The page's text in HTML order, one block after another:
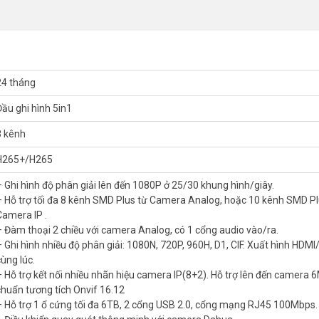
hỗ trợ đàm thoại 2 chiều qua camera Analog. Tính năng này cho
cho camera 6MP giảm đáng kể dung lượng lưu trữ mà vẫn giữ chất
HDMI/VGA đảm bảo đầu ra video chất lượng. Tính năng này giúp
(8+2 kênh, 6MP). Cấu hình qua P2P và phần mềm SmartPSS Lite,
khoản kết nối đồng thời. Tên miền miễn phí SmartDDNS.TV đảm
Dahua giá rẻ
tháng
ghi hình 5in1
kênh
H265
Ghi hình độ phân giải lên đến 1080P ở 25/30 khung hình/giây.
Hỗ trợ tối đa 8 kênh SMD Plus từ Camera Analog, hoặc 10 kênh SMD
IP .
Đàm thoại 2 chiều với camera Analog, có 1 cổng audio vào/ra.
Ghi hình nhiều độ phân giải: 1080N, 720P, 960H, D1, CIF. Xuất hình
lúc.
Hỗ trợ kết nối nhiều nhãn hiệu camera IP(8+2). Hỗ trợ lên đến camera
tương tích Onvif 16.12
Hỗ trợ 1 ổ cứng tối đa 6TB, 2 cổng USB 2.0, cổng mạng RJ45 100Mbps.